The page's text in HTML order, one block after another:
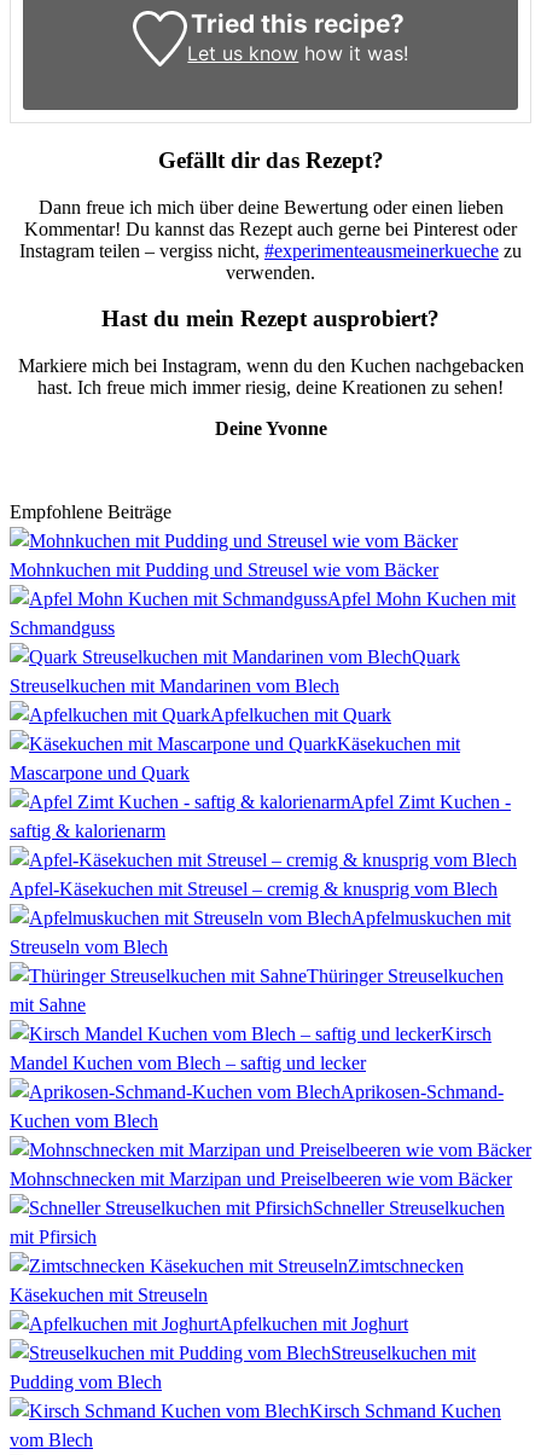
Tried this recipe?
Let us know how it was!
Gefällt dir das Rezept?
Dann freue ich mich über deine Bewertung oder einen lieben
Kommentar! Du kannst das Rezept auch gerne bei Pinterest oder
Instagram teilen – vergiss nicht, #experimenteausmeinerkueche zu
verwenden.
Hast du mein Rezept ausprobiert?
Markiere mich bei Instagram, wenn du den Kuchen nachgebacken
hast. Ich freue mich immer riesig, deine Kreationen zu sehen!
Deine Yvonne
Empfohlene Beiträge
Mohnkuchen mit Pudding und Streusel wie vom Bäcker
Apfel Mohn Kuchen mit
Schmandguss
Quark
Streuselkuchen mit Mandarinen vom Blech
Apfelkuchen mit Quark
Käsekuchen mit
Mascarpone und Quark
Apfel Zimt Kuchen -
saftig & kalorienarm
Apfel-Käsekuchen mit Streusel – cremig & knusprig vom Blech
Apfelmuskuchen mit
Streuseln vom Blech
Thüringer Streuselkuchen
mit Sahne
Kirsch
Mandel Kuchen vom Blech – saftig und lecker
Aprikosen-Schmand-
Kuchen vom Blech
Mohnschnecken mit Marzipan und Preiselbeeren wie vom Bäcker
Schneller Streuselkuchen
mit Pfirsich
Zimtschnecken
Käsekuchen mit Streuseln
Apfelkuchen mit Joghurt
Streuselkuchen mit
Pudding vom Blech
Kirsch Schmand Kuchen
vom Blech